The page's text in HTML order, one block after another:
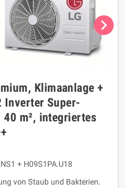
chevron_right
Klimaanlage +
Inverter Super-
40 m², integriertes
+ H09S1PA.U18
von Staub und Bakterien.